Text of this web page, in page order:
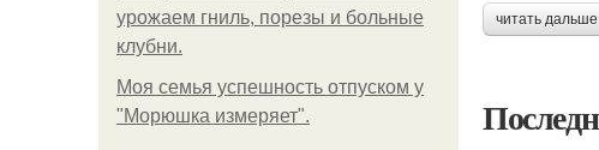
урожаем гниль, порезы и больные
клубни.
Моя семья успешность отпуском у
"Морюшка измеряет".
читать